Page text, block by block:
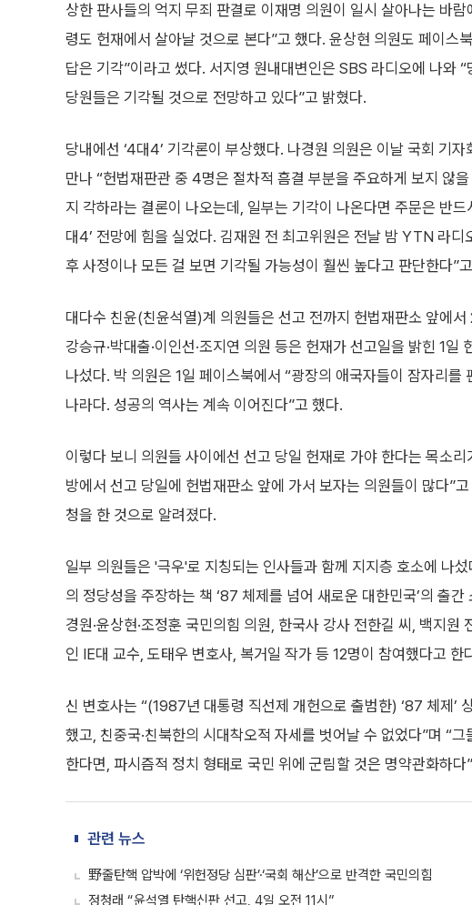
상한 판사들의 억지 무죄 판결로 이재명 의원이 일시 살아나는 바람
령도 헌재에서 살아날 것으로 본다”고 했다. 윤상현 의원도 페이스
답은 기각”이라고 썼다. 서지영 원내대변인은 SBS 라디오에 나와
당원들은 기각될 것으로 전망하고 있다”고 밝혔다.
당내에선 ‘4대4’ 기각론이 부상했다. 나경원 의원은 이날 국회 기
만나 “헌법재판관 중 4명은 절차적 흠결 부분을 주요하게 보지 않
지 각하라는 결론이 나오는데, 일부는 기각이 나온다면 주문은 반
대4’ 전망에 힘을 실었다. 김재원 전 최고위원은 전날 밤 YTN 라
후 사정이나 모든 걸 보면 기각될 가능성이 훨씬 높다고 판단한다”
대다수 친윤(친윤석열)계 의원들은 선고 전까지 헌법재판소 앞에
강승규·박대출·이인선·조지연 의원 등은 헌재가 선고일을 밝힌 1
나섰다. 박 의원은 1일 페이스북에서 “광장의 애국자들이 잠자리를
나라다. 성공의 역사는 계속 이어진다”고 했다.
이렇다 보니 의원들 사이에선 선고 당일 헌재로 가야 한다는 목소
방에서 선고 당일에 헌법재판소 앞에 가서 보자는 의원들이 많다”
청을 한 것으로 알려졌다.
일부 의원들은 '극우'로 지칭되는 인사들과 함께 지지층 호소에 나
의 정당성을 주장하는 책 ‘87 체제를 넘어 새로운 대한민국’의 출
경원·윤상현·조정훈 국민의힘 의원, 한국사 강사 전한길 씨, 백지원
인 IE대 교수, 도태우 변호사, 복거일 작가 등 12명이 참여했다고 한
신 변호사는 “(1987년 대통령 직선제 개헌으로 출범한) ‘87 체제’
했고, 친중국·친북한의 시대착오적 자세를 벗어날 수 없었다”며 “
한다면, 파시즘적 정치 형태로 국민 위에 군림할 것은 명약관화하다
관련 뉴스
野줄탄핵 압박에 ‘위헌정당 심판’·‘국회 해산’으로 반격한 국민의힘
정청래 “윤석열 탄핵신판 선고, 4일 오전 11시”